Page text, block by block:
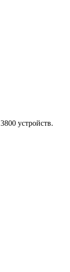
3800 устройств.